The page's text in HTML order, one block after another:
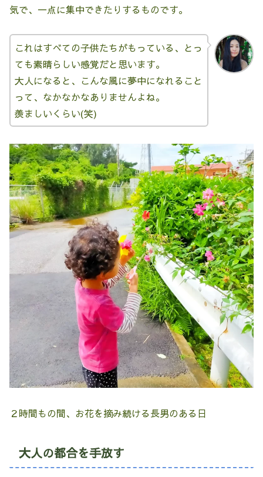
気で、一点に集中できたりするものです。
これはすべての子供たちがもっている、とっ
ても素晴らしい感覚だと思います。
大人になると、こんな風に夢中になれること
って、なかなかなありませんよね。
羨ましいくらい(笑)
２時間もの間、お花を摘み続ける長男のある日
大人の都合を手放す